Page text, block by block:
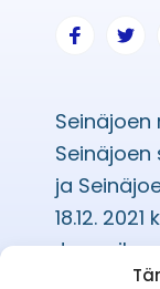
ja
18.12.